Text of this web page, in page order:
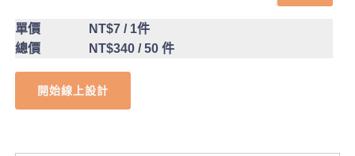
單價 NT$7/ 1件
總價
NT$340/ 50 件
開始線上設計